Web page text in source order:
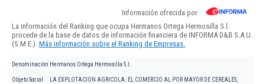
Información ofrecida por
La información del Ranking que ocupa Hermanos Ortega Hermosilla S.l.
procede de la base de datos de información financiera de INFORMA D&B S.A.U.
(S.M.E.). Más información sobre el Ranking de Empresas.
Denominación Hermanos Ortega Hermosilla S.l.
Objeto Social
LA EXPLOTACION AGRICOLA. EL COMERCIO AL POR MAYOR DE CEREALES,